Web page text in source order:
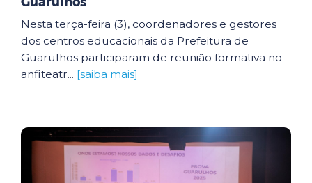
Nesta terça-feira (3), coordenadores e gestores
dos centros educacionais da Prefeitura de
Guarulhos participaram de reunião formativa no
anfiteatr... [saiba mais]